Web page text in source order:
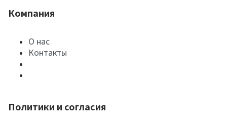
Компания
О нас
Контакты
Политики и согласия